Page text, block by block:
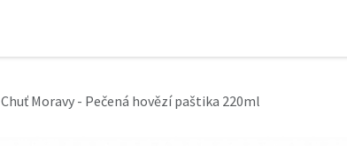
Chuť Moravy - Pečená hovězí paštika 220ml